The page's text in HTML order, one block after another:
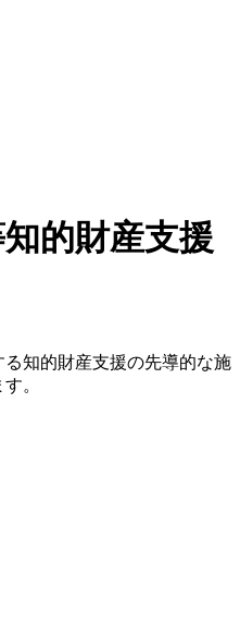
的財産支援
知的財産支援の先導的な施
。